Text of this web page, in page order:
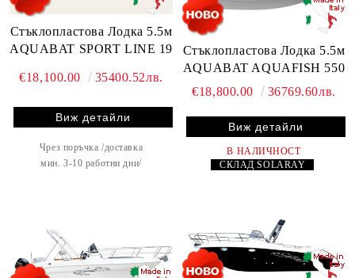
Стъклопластова Лодка 5.5м
AQUABAT SPORT LINE 19
€18,100.00 35400.52лв.
Виж детайли
Чрез поръчка /доставка
мин. 3-10 работни дни/
Стъклопластова Лодка 5.5м
AQUABAT AQUAFISH 550
€18,800.00
36769.60лв.
Виж детайли
В НАЛИЧНОСТ
СКЛАДSOLARAY